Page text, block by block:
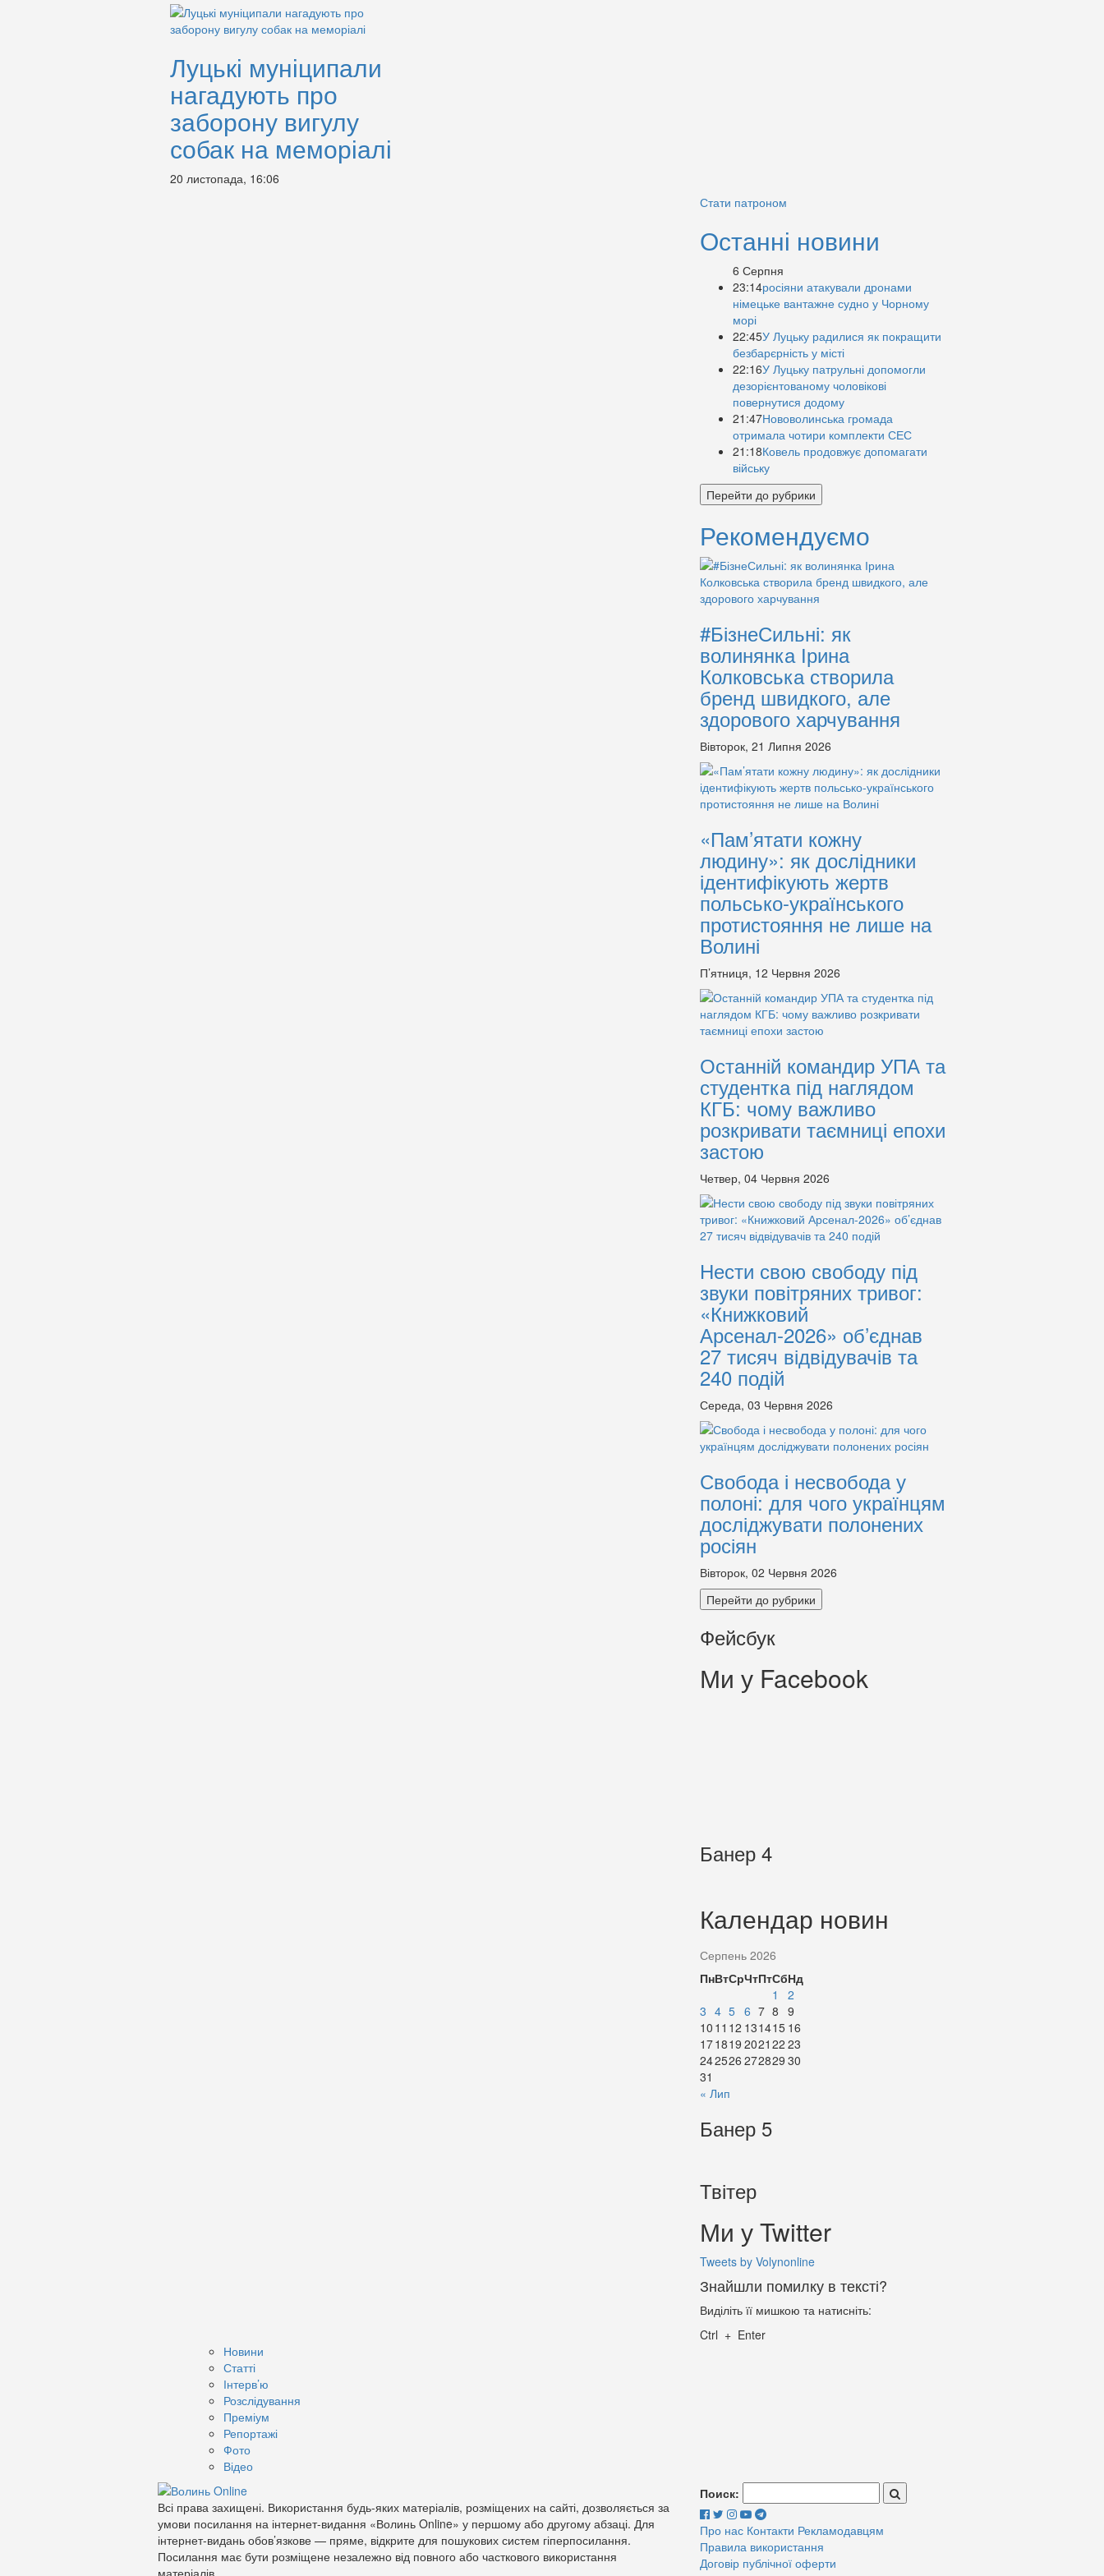
Луцькі муніципали
нагадують про
заборону вигулу
собак на меморіалі
20 листопада, 16:06
Стати патроном
Останні новини
6 Серпня
23:14росіяни атакували дронами
німецьке вантажне судно у Чорному
морі
22:45У Луцьку радилися як покращити
безбарєрність у місті
22:16У Луцьку патрульні допомогли
дезорієнтованому чоловікові
повернутися додому
21:47Нововолинська громада
отримала чотири комплекти СЕС
21:18Ковель продовжує допомагати
війську
Перейти до рубрики
Рекомендуємо
#БізнеСильні: як
волинянка Ірина
Колковська створила
бренд швидкого, але
здорового харчування
Вівторок, 21 Липня 2026
«Пам’ятати кожну
людину»: як дослідники
ідентифікують жертв
польсько-українського
протистояння не лише на
Волині
П’ятниця, 12 Червня 2026
Останній командир УПА та
студентка під наглядом
КГБ: чому важливо
розкривати таємниці епохи
застою
Четвер, 04 Червня 2026
Нести свою свободу під
звуки повітряних тривог:
«Книжковий
Арсенал-2026» об’єднав
27 тисяч відвідувачів та
240 подій
Середа, 03 Червня 2026
Свобода і несвобода у
полоні: для чого українцям
досліджувати полонених
росіян
Вівторок, 02 Червня 2026
Перейти до рубрики
Фейсбук
Ми у Facebook
Банер 4
Календар новин
Серпень 2026
ПнВтСрЧтПтСбНд
1
2
3 4 5 6 7 8 9
10 11 12 131415 16
171819 2021 22 23
242526 272829 30
31
« Лип
Банер 5
Твітер
Ми у Twitter
Tweets by Volynonline
Знайшли помилку в тексті?
Виділіть її мишкою та натисніть:
Ctrl + Enter
Новини
Статті
Інтерв’ю
Розслідування
Преміум
Репортажі
Фото
Відео
Всі права захищені. Використання будь-яких матеріалів, розміщених на сайті, дозволяється за
умови посилання на інтернет-видання «Волинь Online» у першому або другому абзаці. Для
інтернет-видань обов’язкове — пряме, відкрите для пошукових систем гіперпосилання.
Посилання має бути розміщене незалежно від повного або часткового використання
Поиск:
Про нас Контакти Рекламодавцям
Правила використання
Договір публічної оферти